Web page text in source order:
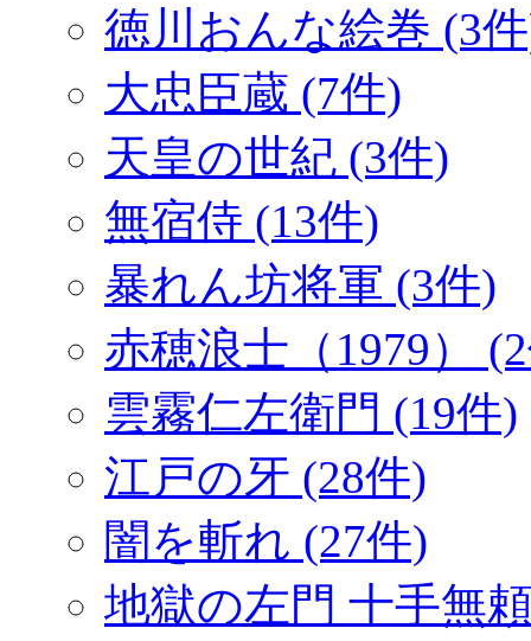
徳川おんな絵巻 (3
大忠臣蔵 (7件)
天皇の世紀 (3件)
無宿侍 (13件)
暴れん坊将軍 (3件)
赤穂浪士（1979）
雲霧仁左衛門 (19件)
江戸の牙 (28件)
闇を斬れ (27件)
地獄の左門 十手無